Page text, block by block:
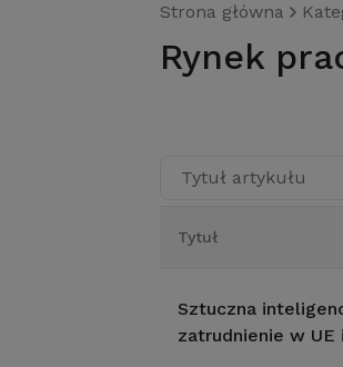
Strona główna
Rynek
Tytuł
Sztuczna
zatrudnienie w UE